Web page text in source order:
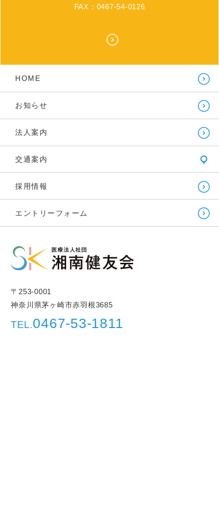
FAX：0467-54-0126
HOME
お知らせ
法人案内
交通案内
採用情報
エントリーフォーム
〒253-0001
神奈川県茅ヶ崎市赤羽根3685
TEL.0467-53-1811